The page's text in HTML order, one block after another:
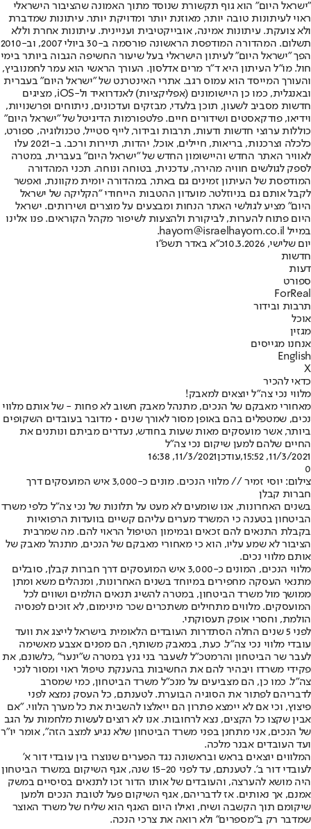
"ישראל היום" הוא גוף תקשורת שנוסד מתוך האמונה שהציבור הישראלי
ראוי לעיתונות טובה יותר, מאוזנת יותר ומדויקת יותר. עיתונות שמדברת
ולא צועקת. עיתונות אמינה, אובייקטיבית ועניינית. עיתונות אחרת וללא
תשלום. המהדורה המודפסת הראשונה פורסמה ב-30 ביולי 2007, וב-2010
הפך "ישראל היום" לעיתון הישראלי בעל שיעור החשיפה הגבוה ביותר בימי
חול. מו"ל העיתון היא ד"ר מרים אדלסון. העורך הראשי הוא עמר לחמנוביץ,
והעורך המייסד הוא עמוס רגב. אתרי האינטרנט של "ישראל היום" בעברית
ובאנגלית, כמו כן היישומונים (אפליקציות) לאנדרואיד ול-iOS, מציגים
חדשות מסביב לשעון, תוכן בלעדי, מבזקים ועדכונים, ניתוחים ופרשנויות,
וידיאו, פודקאסטים ושידורים חיים. פלטפורמות הדיגיטל של "ישראל היום"
כוללות ערוצי חדשות ודעות, תרבות ובידור, לייף סטייל, טכנולוגיה, ספורט,
כלכלה וצרכנות, בריאות, חיילים, אוכל, יהדות, תיירות ורכב. ב-2021 עלו
לאוויר האתר החדש והיישומון החדש של "ישראל היום" בעברית, במטרה
לספק לגולשים חוויה מהירה, עדכנית, בטוחה ונוחה. תכני המהדורה
המודפסת של העיתון זמינים גם באתר, במהדורה יומית מקוונת, ואפשר
לקבל אותם גם בניוזלטר. מועדון ההטבות הייחודי "הקליקה של ישראל
היום" מציע לגולשי האתר הנחות ומבצעים על מוצרים ושירותים. ישראל
היום פתוח להערות, לביקורת ולהצעות לשיפור מקהל הקוראים. פנו אלינו
במייל hayom@israelhayom.co.il.
יום שלישי, 10.3.2026
כ"א באדר תשפ"ו
חדשות
דעות
ספורט
ForReal
תרבות ובידור
אוכל
מגזין
אנחנו מגייסים
English
X
כדאי להכיר
מלווי נכי צה"ל יוצאים למאבק!
מאחורי מאבקם של הנכים, מתנהל מאבק חשוב לא פחות - של אותם מלווי
נכים, שמטפלים בהם באופן מסור לאורך שנים • מדובר בעובדים השקופים
ביותר, אשר מועסקים מאות שעות בחודש, נעדרים מביתם ונותנים את
החיים שלהם למען שיקום נכי צה"ל
11/3/2021, 15:52
,עודכן11/3/2021, 16:38
0
צילום: יוסי זמיר // מלווי הנכים. מונים כ-3,000 איש המועסקים דרך
חברות קבלן
בשנים האחרונות, אנו שומעים לא מעט על תלונות של נכי צה"ל כלפי משרד
הביטחון בטענה כי המשרד מערים עליהם קשיים בוועדות הרפואיות
בקבלת התנאים להם זכאים ובמימון הטיפול הראוי להם. מה שמרבית
הציבור לא שמע עליו, הוא כי מאחורי מאבקם של הנכים, מתנהל מאבק של
אותם מלווי נכים.
מלווי הנכים, המונים כ-3,000 איש המועסקים דרך חברות קבלן, סובלים
מתנאי העסקה מחפירים במיוחד בשנים האחרונות, ומנהלים משא ומתן
ממושך מול משרד הביטחון, במטרה להשיג תנאים הולמים ושווים לכל
המועסקים. מלווים מתחילים משתכרים שכר מינימום, לא זוכים לפנסיה
הולמת, וחסרי אופק תעסוקתי.
לפני 5 שנים החלה הסתדרות העובדים הלאומית בישראל לייצג את וועד
עובדי מלווי נכי צה"ל. כעת, במאבק משותף, הם מפנים אצבע מאשימה
לעבר שר הביטחון והרמטכ"ל לשעבר בני גנץ במטרה ש"ינער" ,כלשונם, את
פקידי משרדו ויבהיר להם את החשיבות בהענקת טיפול ראוי ומסור לנכי
צה"ל. כמו כן, הם מצביעים על מנכ"ל משרד הביטחון, כמי שמסרב
לדבריהם לפתור את הסוגיה הבוערת. לטענתם, כל העסק נמצא לפני
פיצוץ, וכי אם לא יימצא פתרון הם ייאלצו להשבית את כל מערך הלווי. "אם
אבין שקצו כל הקצים, נצא לרחובות. אנו לא רוצים לעשות מלחמות על הגב
של הנכים, אני מתחנן בפני משרד הביטחון שלא נגיע למצב הזה", אומר יו"ר
ועד העובדים אבנר מלכה.
המלווים יוצאים בראש ובראשונה נגד הפערים שנוצרו בין עובדי דור א'
לעובדי דור ב'. לטענתם, עד לפני 15-20 שנה, אגף השיקום במשרד הביטחון
היה מושא להערצה, והעובדים של אותו הדור זכו לתנאים בסיסיים במשק
אמנם, אך נאותים. אז לדבריהם, אגף השיקום פעל לטובת הנכים ולמען
שיקומם תוך הקשבה ושיח, ואילו היום האגף הוא שליח של משרד האוצר
שמדבר רק ב"מספרים" ולא רואה את צרכי הנכה.